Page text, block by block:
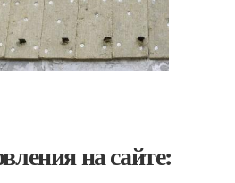
на сайте: